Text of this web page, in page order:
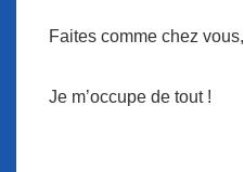
Faites comme chez vous,
Je m’occupe de tout !